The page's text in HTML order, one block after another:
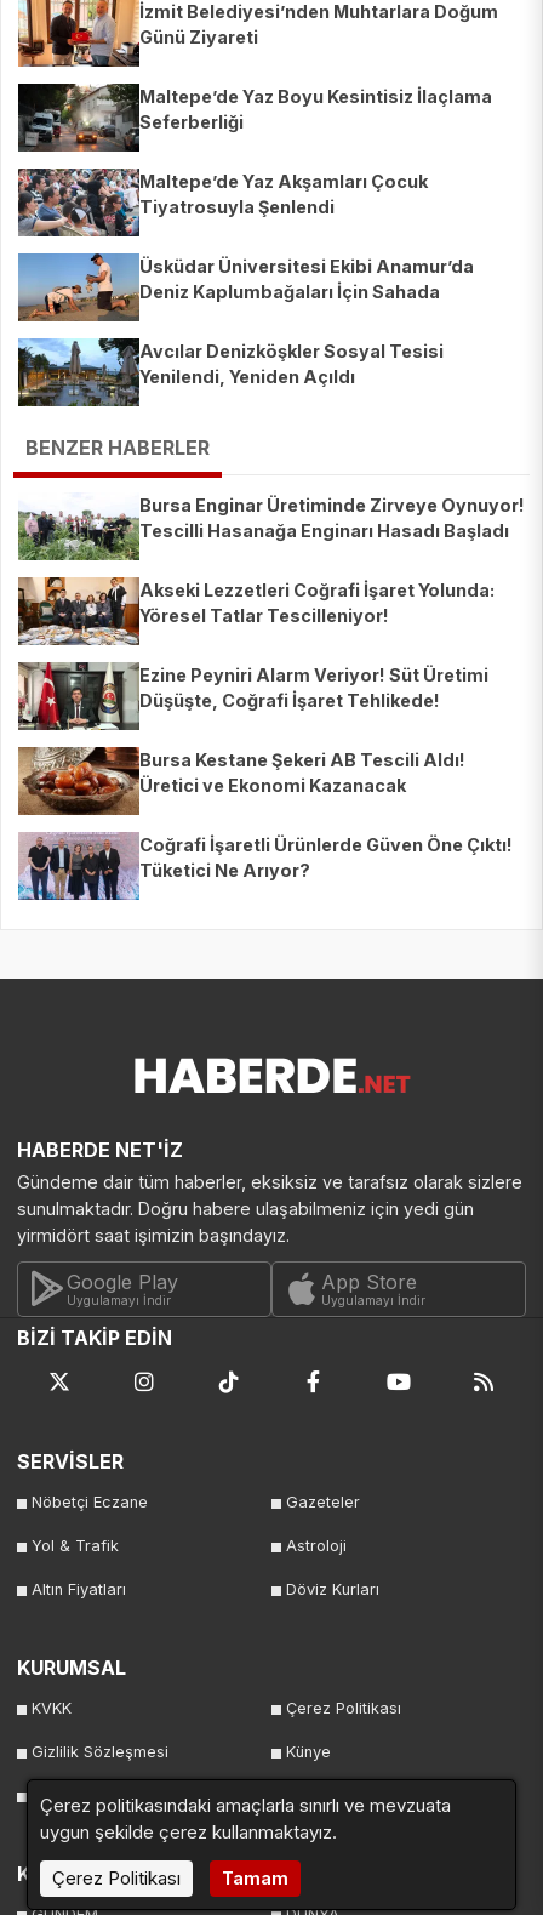
İzmit Belediyesi’nden Muhtarlara Doğum
Günü Ziyareti
Maltepe’de Yaz Boyu Kesintisiz İlaçlama
Seferberliği
Maltepe’de Yaz Akşamları Çocuk
Tiyatrosuyla Şenlendi
Üsküdar Üniversitesi Ekibi Anamur’da
Deniz Kaplumbağaları İçin Sahada
Avcılar Denizköşkler Sosyal Tesisi
Yenilendi, Yeniden Açıldı
BENZER HABERLER
Bursa Enginar Üretiminde Zirveye Oynuyor!
Tescilli Hasanağa Enginarı Hasadı Başladı
Akseki Lezzetleri Coğrafi İşaret Yolunda:
Yöresel Tatlar Tescilleniyor!
Ezine Peyniri Alarm Veriyor! Süt Üretimi
Düşüşte, Coğrafi İşaret Tehlikede!
Bursa Kestane Şekeri AB Tescili Aldı!
Üretici ve Ekonomi Kazanacak
Coğrafi İşaretli Ürünlerde Güven Öne Çıktı!
Tüketici Ne Arıyor?
HABERDE NET'İZ
Gündeme dair tüm haberler, eksiksiz ve tarafsız olarak sizlere
sunulmaktadır. Doğru habere ulaşabilmeniz için yedi gün
yirmidört saat işimizin başındayız.
Google Play
Uygulamayı İndir
App Store
Uygulamayı İndir
BİZİ TAKİP EDİN
SERVİSLER
Nöbetçi Eczane Gazeteler
Yol & Trafik Astroloji
Altın Fiyatları Döviz Kurları
KURUMSAL
KVKK Çerez Politikası
Gizlilik Sözleşmesi Künye
İletişim
KATEGORİLER
Çerez politikasındaki amaçlarla sınırlı ve mevzuata
uygun şekilde çerez kullanmaktayız.
Çerez Politikası
Tamam